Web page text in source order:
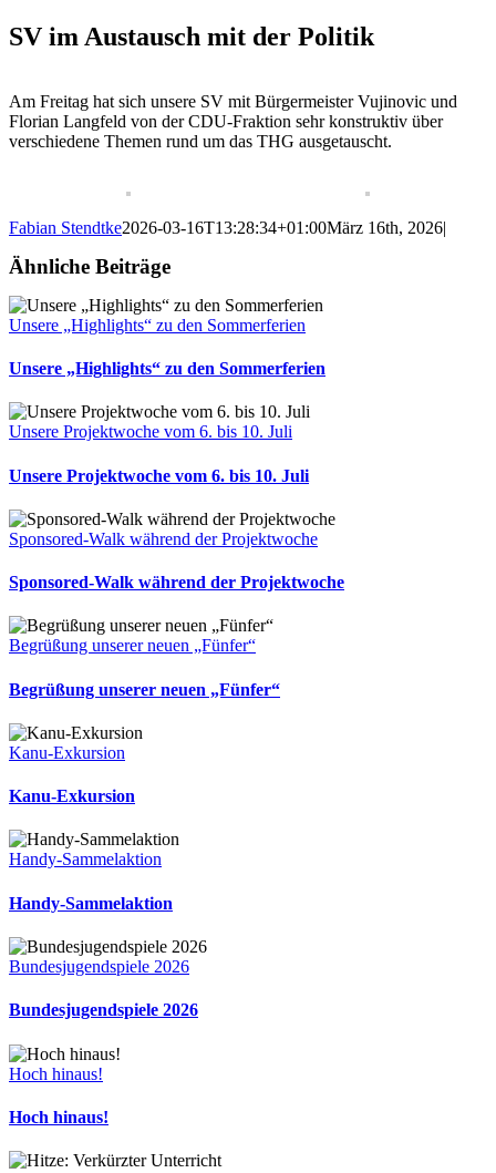
SV im Austausch mit der Politik
Am Freitag hat sich unsere SV mit Bürgermeister Vujinovic und
Florian Langfeld von der CDU-Fraktion sehr konstruktiv über
verschiedene Themen rund um das THG ausgetauscht.
Fabian Stendtke2026-03-16T13:28:34+01:00März 16th, 2026|
Ähnliche Beiträge
Unsere „Highlights“ zu den Sommerferien
Unsere „Highlights“ zu den Sommerferien
Unsere Projektwoche vom 6. bis 10. Juli
Unsere Projektwoche vom 6. bis 10. Juli
Sponsored-Walk während der Projektwoche
Sponsored-Walk während der Projektwoche
Begrüßung unserer neuen „Fünfer“
Begrüßung unserer neuen „Fünfer“
Kanu-Exkursion
Kanu-Exkursion
Handy-Sammelaktion
Handy-Sammelaktion
Bundesjugendspiele 2026
Bundesjugendspiele 2026
Hoch hinaus!
Hoch hinaus!